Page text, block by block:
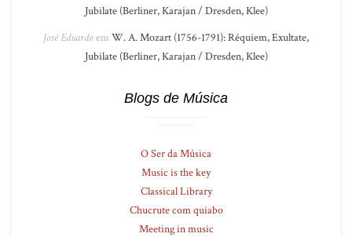
Jubilate (Berliner, Karajan / Dresden, Klee)
José Eduardoem W. A. Mozart (1756-1791): Réquiem, Exultate,
Jubilate (Berliner, Karajan / Dresden, Klee)
Blogs de Música
O Ser da Música
Music is the key
Classical Library
Chucrute com quiabo
Meeting in music